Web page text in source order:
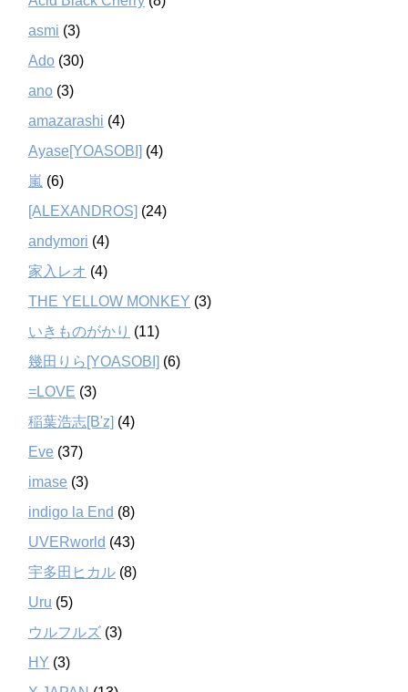
asmi (3)
Ado (30)
ano (3)
amazarashi (4)
Ayase[YOASOBI] (4)
嵐 (6)
[ALEXANDROS] (24)
andymori (4)
家入レオ (4)
THE YELLOW MONKEY (3)
いきものがかり (11)
幾田りら[YOASOBI] (6)
=LOVE (3)
稲葉浩志[B'z] (4)
Eve (37)
imase (3)
indigo la End (8)
UVERworld (43)
宇多田ヒカル (8)
Uru (5)
ウルフルズ (3)
HY (3)